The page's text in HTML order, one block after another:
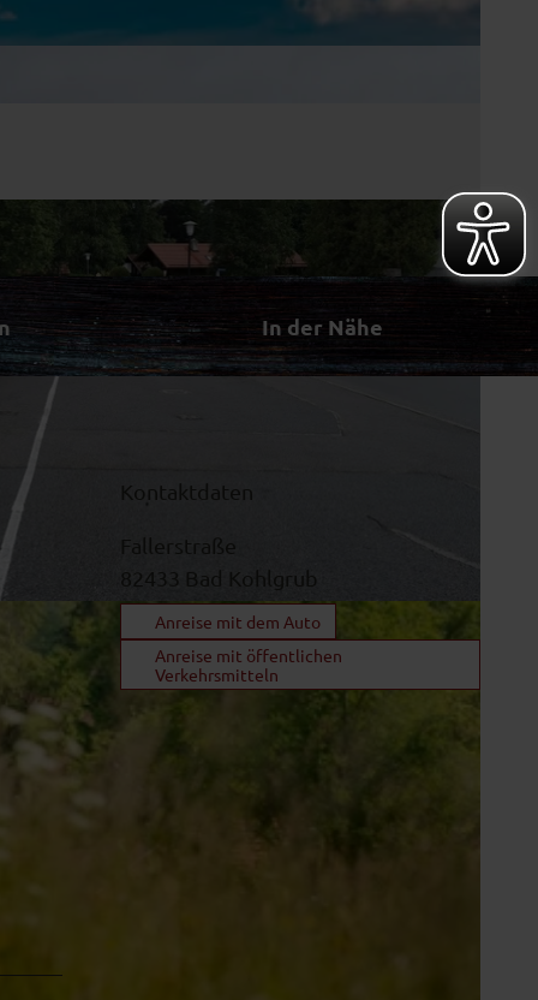
In der Nähe
Kontaktdaten
Fallerstraße
82433 Bad Kohlgrub
Anreise mit dem Auto
Anreise mit öffentlichen
Verkehrsmitteln